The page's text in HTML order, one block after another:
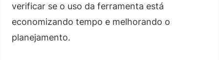
verificar se o uso da ferramenta está
economizando tempo e melhorando o
planejamento.